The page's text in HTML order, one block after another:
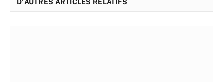
D'AUTRES ARTICLES RELATIFS